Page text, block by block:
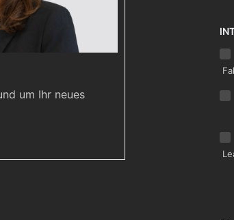
um Ihr neues